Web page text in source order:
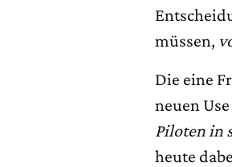
müssen,
Die eine
neuen
Piloten in
heute